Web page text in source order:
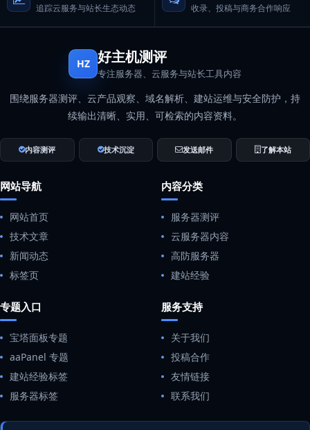
追踪云服务与站长生态动态 收录、投稿与商务合作响应
HZ 好主机测评
专注服务器、云服务与站长工具内容
围绕服务器测评、云产品观察、域名解析、建站运维与安全防护，持
续输出清晰、实用、可检索的内容资料。
内容测评 技术沉淀 发送邮件 了解本站
网站导航
网站首页
技术文章
新闻动态
标签页
内容分类
服务器测评
云服务器内容
高防服务器
建站经验
专题入口
宝塔面板专题
aaPanel 专题
建站经验标签
服务器标签
服务支持
关于我们
投稿合作
友情链接
联系我们